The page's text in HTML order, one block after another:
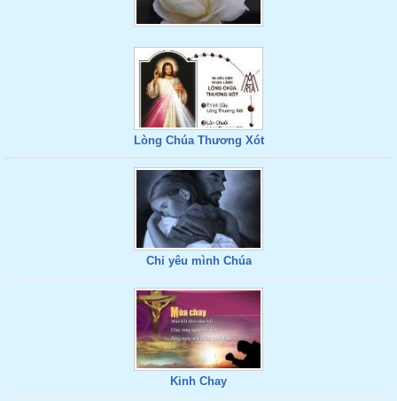
Lòng Chúa Thương Xót
Chỉ yêu mình Chúa
Kinh Chay